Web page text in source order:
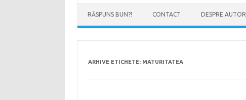
RĂSPUNS BUN?! CONTACT DESPRE AUTOR
ARHIVE ETICHETE: MATURITATEA